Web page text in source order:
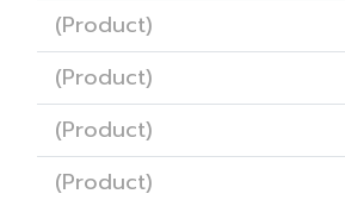
(Product)
(Product)
(Product)
(Product)